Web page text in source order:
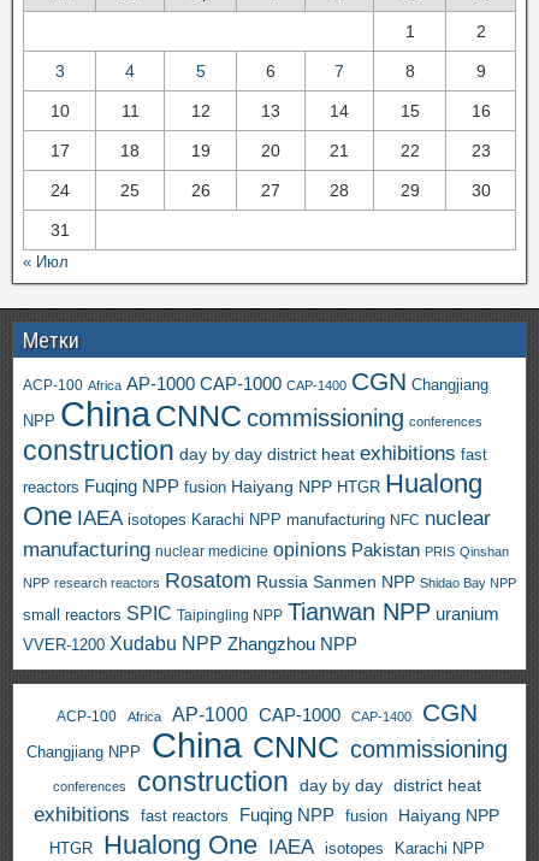
1 2
3 4 5 6 7 8 9
10 11 12 13 14 15 16
17 18 19 20 21 22 23
24 25 26 27 28 29 30
31
« Июл
Метки
ACP-100 Africa AP-1000 CAP-1000 CAP-1400 CGN Changjiang
NPP ChinaCNNC commissioning conferences
construction day by day district heat exhibitions fast
reactors Fuqing NPP fusion Haiyang NPP HTGR Hualong
One IAEA isotopes Karachi NPP manufacturing NFC nuclear
manufacturing nuclear medicine opinions Pakistan PRIS Qinshan
NPP research reactors Rosatom Russia Sanmen NPP Shidao Bay NPP
small reactors SPIC Taipingling NPP Tianwan NPP uranium
VVER-1200 Xudabu NPP Zhangzhou NPP
ACP-100 Africa AP-1000 CAP-1000 CAP-1400 CGN
Changjiang NPP China CNNC commissioning
conferences construction day by day district heat
exhibitions fast reactors Fuqing NPP fusion Haiyang NPP
HTGR Hualong One IAEA isotopes Karachi NPP